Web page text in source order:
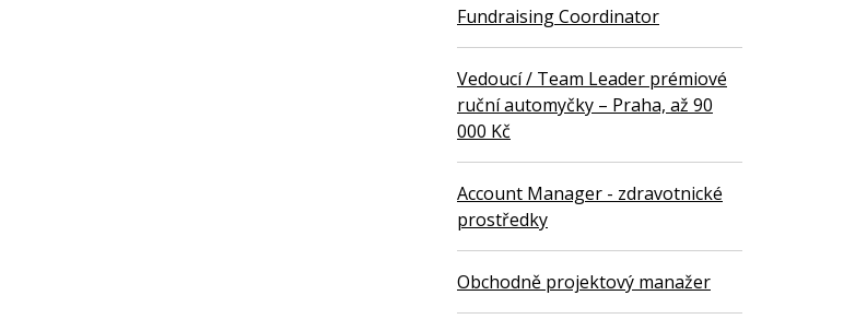
Fundraising Coordinator
Vedoucí / Team Leader prémiové
ruční automyčky – Praha, až 90
000 Kč
Account Manager - zdravotnické
prostředky
Obchodně projektový manažer